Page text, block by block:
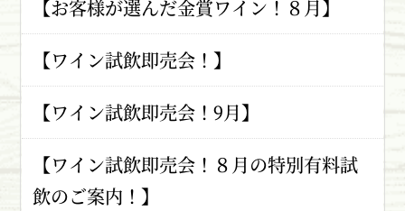
【お客様が選んだ金賞ワイン！８月】
【ワイン試飲即売会！】
【ワイン試飲即売会！9月】
【ワイン試飲即売会！８月の特別有料試
飲のご案内！】